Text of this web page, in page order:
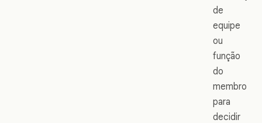
de
equipe
ou
função
do
membro
para
decidir